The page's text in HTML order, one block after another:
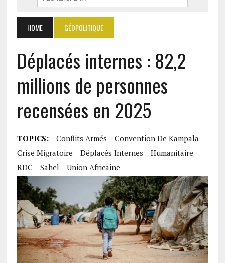
HOME GÉOPOLITIQUE
Déplacés internes : 82,2
millions de personnes
recensées en 2025
TOPICS: Conflits Armés
Convention De Kampala
Crise Migratoire
Déplacés Internes
Humanitaire
RDC
Sahel Union Africaine